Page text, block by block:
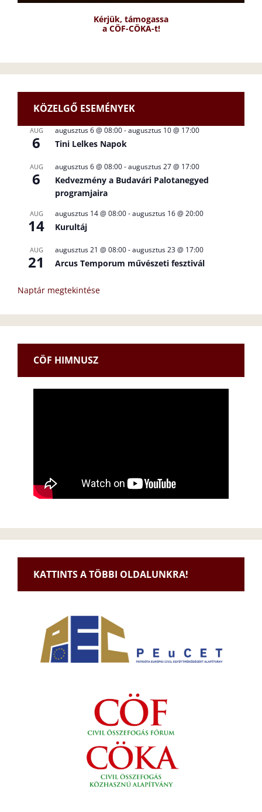
Kérjük, támogassa
a CÖF-CÖKA-t!
KÖZELGŐ ESEMÉNYEK
AUG
6
augusztus 6 @ 08:00-augusztus 10 @ 17:00
Tini Lelkes Napok
AUG
6
augusztus 6 @ 08:00-augusztus 27 @ 17:00
Kedvezmény a Budavári Palotanegyed
programjaira
AUG
14
augusztus 14 @ 08:00-augusztus 16 @ 20:00
Kurultáj
AUG
21
augusztus 21 @ 08:00-augusztus 23 @ 17:00
Arcus Temporum művészeti fesztivál
Naptár megtekintése
CÖF HIMNUSZ
KATTINTS A TÖBBI OLDALUNKRA!